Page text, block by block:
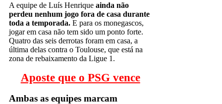
A equipe de Luís Henrique ainda não
perdeu nenhum jogo fora de casa durante
toda a temporada. E para os monegascos,
jogar em casa não tem sido um ponto forte.
Quatro das seis derrotas foram em casa, a
última delas contra o Toulouse, que está na
zona de rebaixamento da Ligue 1.
Aposte que o PSG vence
Ambas as equipes marcam